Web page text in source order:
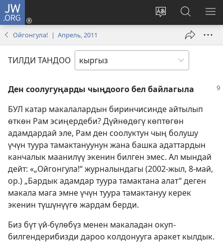
JW.ORG
Башка
тандоо
Кирүү
(жаңы
JW.ORG
сайтынан
издөө
Ойгонгула! | Апрель, 2011
ТИЛДИ ТАНДОО
Ден соолугуңарды чыңдоого бел байлагыла
БУЛ катар макалалардын биринчисинде айтылып
өткөн Рам эсиңердеби? Дүйнөдөгү көптөгөн
адамдардай эле, Рам ден соолуктун чың болушу
үчүн туура тамактануунун жана башка адаттардын
канчалык маанилүү экенин билген эмес. Ал мындай
дейт: «„Ойгонгула!“ журналындагы (2002-жыл, 8-май,
ор.) „Бардык адамдар туура тамактана алат“ деген
макала мага эмне үчүн туура тамактануу керек
экенин түшүнүүгө жардам берди.
Биз бүт үй-бүлөбүз менен макаладан окуп-
билгендерибизди дароо колдонууга аракет кылдык.